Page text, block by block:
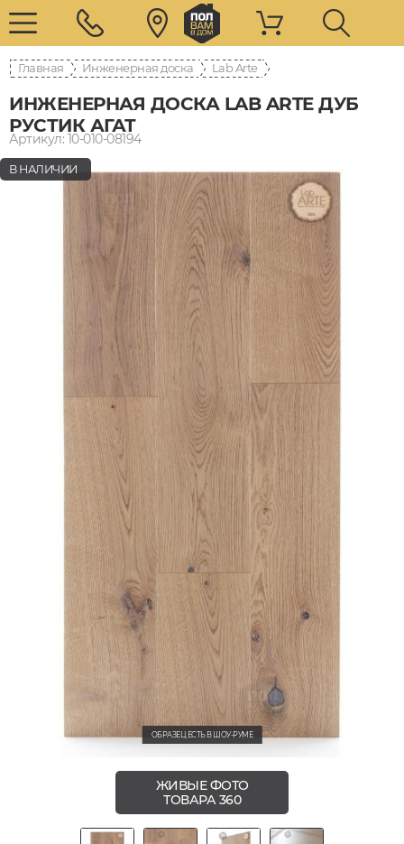
Главная Инженерная доска Lab Arte
ИНЖЕНЕРНАЯ ДОСКА LAB ARTE ДУБ
РУСТИК АГАТ
Артикул: 10-010-08194
В НАЛИЧИИ
ОБРАЗЕЦ ЕСТЬ В ШОУ-РУМЕ
ЖИВЫЕ ФОТО
ТОВАРА 360